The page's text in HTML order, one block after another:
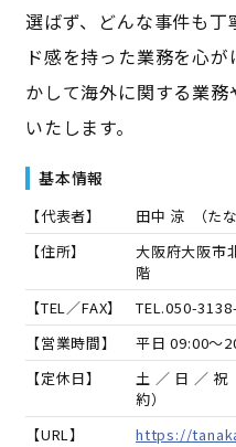
選ばず、どんな事件も
ド感を持った業務を心
かして海外に関する業
いたします。
基本情報
【代表者】 田中 涼 （た
【住所】
大阪府大阪市
階
【TEL／FAX】
TEL.050-
【営業時間】
平日 09:00～
【定休日】
土 ／ 日 ／ 祝
約）
【URL】
https://